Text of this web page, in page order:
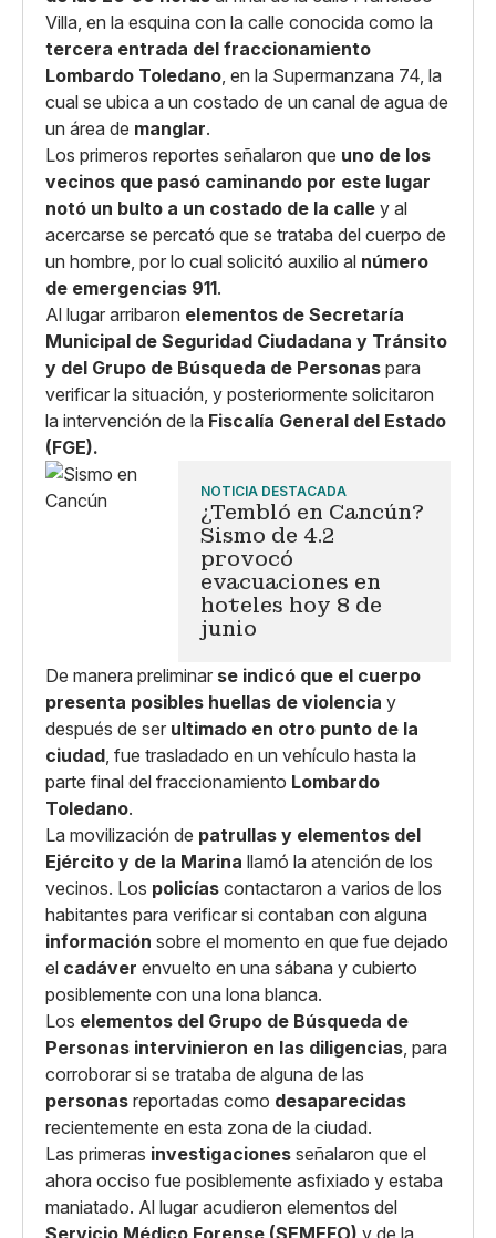
Villa, en la esquina con la calle conocida como la
tercera entrada del fraccionamiento
Lombardo Toledano, en la Supermanzana 74, la
cual se ubica a un costado de un canal de agua de
un área de manglar.
Los primeros reportes señalaron que uno de los
vecinos que pasó caminando por este lugar
notó un bulto a un costado de la calle y al
acercarse se percató que se trataba del cuerpo de
un hombre, por lo cual solicitó auxilio al número
de emergencias 911.
Al lugar arribaron elementos de Secretaría
Municipal de Seguridad Ciudadana y Tránsito
y del Grupo de Búsqueda de Personas para
verificar la situación, y posteriormente solicitaron
la intervención de la Fiscalía General del Estado
(FGE).
NOTICIA DESTACADA
¿Tembló en Cancún?
Sismo de 4.2
provocó
evacuaciones en
hoteles hoy 8 de
junio
De manera preliminar se indicó que el cuerpo
presenta posibles huellas de violencia y
después de ser ultimado en otro punto de la
ciudad, fue trasladado en un vehículo hasta la
parte final del fraccionamiento Lombardo
Toledano.
La movilización de patrullas y elementos del
Ejército y de la Marina llamó la atención de los
vecinos. Los policías contactaron a varios de los
habitantes para verificar si contaban con alguna
información sobre el momento en que fue dejado
el cadáver envuelto en una sábana y cubierto
posiblemente con una lona blanca.
Los elementos del Grupo de Búsqueda de
Personas intervinieron en las diligencias, para
corroborar si se trataba de alguna de las
personas reportadas como desaparecidas
recientemente en esta zona de la ciudad.
Las primeras investigaciones señalaron que el
ahora occiso fue posiblemente asfixiado y estaba
maniatado. Al lugar acudieron elementos del
Servicio Médico Forense (SEMEFO) y de la